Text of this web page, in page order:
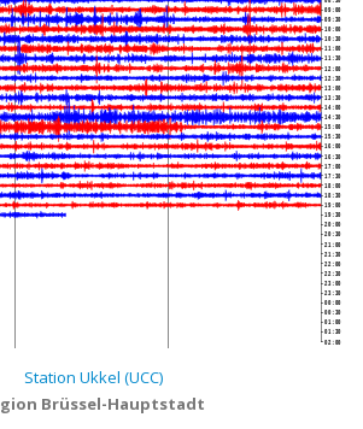
09:00
09:30
10:00
10:30
11:00
11:30
12:00
12:30
13:00
13:30
14:00
14:30
15:00
15:30
16:00
16:30
17:00
17:30
18:00
18:30
19:00
19:30
20:00
20:30
21:00
21:30
22:00
22:30
23:00
23:30
00:00
00:30
01:00
01:30
02:00
Station Ukkel (UCC)
Brüssel-Hauptstadt